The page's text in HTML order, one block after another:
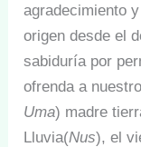
agradecimiento
origen desde el
sabiduría por
ofrenda a
Uma) madre
Lluvia(Nus), el